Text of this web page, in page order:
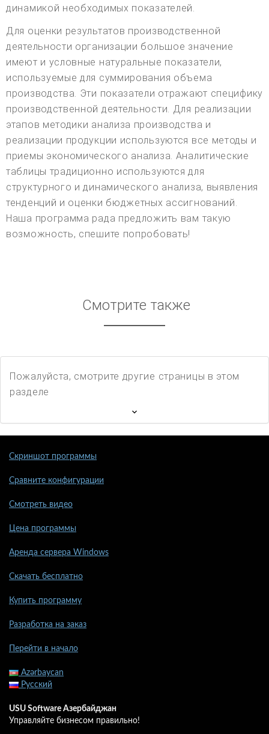
динамикой необходимых показателей.
Для оценки результатов производственной
деятельности организации большое значение
имеют и условные натуральные показатели,
используемые для суммирования объема
производства. Эти показатели отражают специфику
производственной деятельности. Для реализации
этапов методики анализа производства и
реализации продукции используются все методы и
приемы экономического анализа. Аналитические
таблицы традиционно используются для
структурного и динамического анализа, выявления
тенденций и оценки бюджетных ассигнований.
Наша программа рада предложить вам такую
возможность, спешите попробовать!
Смотрите также
Пожалуйста, смотрите другие страницы в этом
разделе
Скриншот программы
Сравните конфигурации
Смотреть видео
Цена программы
Аренда сервера Windows
Скачать бесплатно
Купить программу
Разработка на заказ
Перейти в начало
Azərbaycan
Русский
USU Software Азербайджан
Управляйте бизнесом правильно!